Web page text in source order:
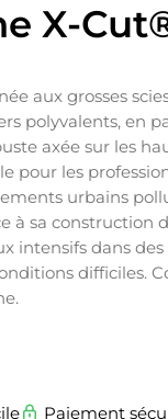
X-
aux grosses
polyvalents, en
axée sur les
pour les
urbains
à sa construction
intensifs dans
difficiles.
Paiement